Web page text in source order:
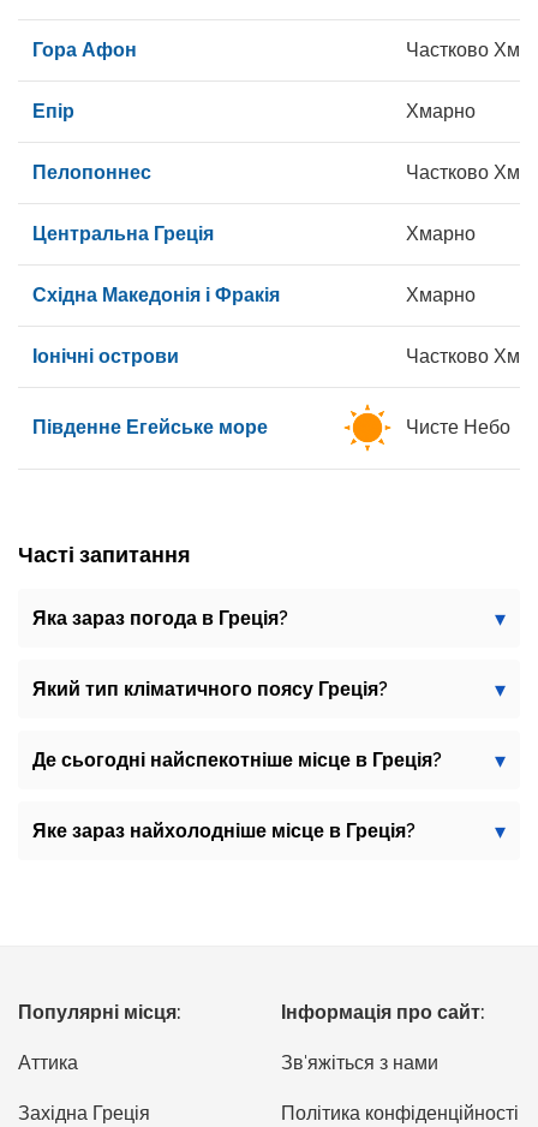
Гора Афон Частково
Епір Хмарно
Пелопоннес Частково
Центральна Греція Хмарно
Східна Македонія і Фракія Хмарно
Іонічні острови Частково
Південне Егейське море Чисте Небо
Часті запитання
Яка зараз погода в Греція?
Який тип кліматичного поясу Греція?
Де сьогодні найспекотніше місце в Греція?
Яке зараз найхолодніше місце в Греція?
Популярні місця:
Аттика
Західна Греція
Інформація про сайт:
Зв'яжіться з нами
Політика конфіденційності